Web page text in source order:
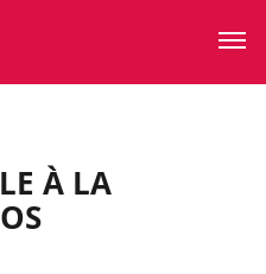
À LA